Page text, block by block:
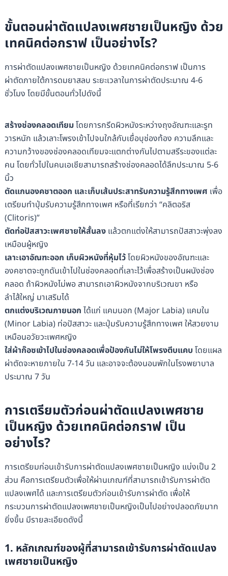
ขั้นตอนผ่าตัดแปลงเพศชายเป็นหญิง ด้วย
เทคนิคต่อกราฟ เป็นอย่างไร?
การผ่าตัดแปลงเพศชายเป็นหญิง ด้วยเทคนิคต่อกราฟ เป็นการ
ผ่าตัดภายใต้การดมยาสลบ ระยะเวลาในการผ่าตัดประมาณ 4-6
ชั่วโมง โดยมีขั้นตอนทั่วไปดังนี้
สร้างช่องคลอดเทียมโดยการกรีดผิวหนังระหว่างถุงอัณฑะและรูท
วารหนัก แล้วเลาะโพรงเข้าไปจนใกล้กับเยื่อบุช่องท้อง ความลึกและ
ความกว้างของช่องคลอดเทียมจะแตกต่างกันไปตามสรีระของแต่ละ
คน โดยทั่วไปในคนเอเชียสามารถสร้างช่องคลอดได้ลึกประมาณ 5-6
นิ้ว
ตัดแกนองคชาตออก และเก็บเส้นประสาทรับความรู้สึกทางเพศ เพื่อ
เตรียมทำปุ่มรับความรู้สึกทางเพศ หรือที่เรียกว่า “คลิตอริส
(Clitoris)”
ตัดท่อปัสสาวะเพศชายให้สั้นลงแล้วตกแต่งให้สามารถปัสสาวะพุ่งลง
เหมือนผู้หญิง
เลาะเอาอัณฑะออก เก็บผิวหนังที่หุ้มไว้โดยผิวหนังของอัณฑะและ
องคชาตจะถูกดันเข้าไปในช่องคลอดที่เลาะไว้เพื่อสร้างเป็นผนังช่อง
คลอด ถ้าผิวหนังไม่พอ สามารถเอาผิวหนังจากบริเวณขา หรือ
ลำไส้ใหญ่ มาเสริมได้
ตกแต่งบริเวณภายนอก ได้แก่ แคมนอก (Major Labia) แคมใน
(Minor Labia) ท่อปัสสาวะ และปุ่มรับความรู้สึกทางเพศ ให้สวยงาม
เหมือนอวัยวะเพศหญิง
ใส่ผ้าก๊อซเข้าไปในช่องคลอดเพื่อป้องกันไม่ให้โพรงตีบแคบ โดยแผล
ผ่าตัดจะหายภายใน 7-14 วัน และอาจจะต้องนอนพักในโรงพยาบาล
ประมาณ 7 วัน
การเตรียมตัวก่อนผ่าตัดแปลงเพศชาย
เป็นหญิง ด้วยเทคนิคต่อกราฟ เป็น
อย่างไร?
การเตรียมก่อนเข้ารับการผ่าตัดแปลงเพศชายเป็นหญิง แบ่งเป็น 2
ส่วน คือการเตรียมตัวเพื่อให้ผ่านเกณฑ์ที่สามารถเข้ารับการผ่าตัด
แปลงเพศได้ และการเตรียมตัวก่อนเข้ารับการผ่าตัด เพื่อให้
กระบวนการผ่าตัดแปลงเพศชายเป็นหญิงเป็นไปอย่างปลอดภัยมาก
ยิ่งขึ้น มีรายละเอียดดังนี้
1. หลักเกณฑ์ของผู้ที่สามารถเข้ารับการผ่าตัดแปลง
เพศชายเป็นหญิง